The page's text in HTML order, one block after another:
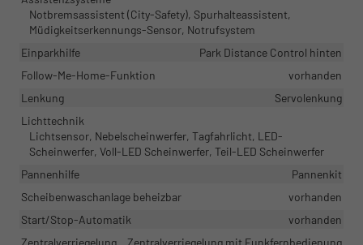
Notbremsassistent (City-Safety), Spurhalteassistent,
Müdigkeitserkennungs-Sensor, Notrufsystem
Einparkhilfe
Park Distance Control hinten
Follow-Me-Home-Funktion
vorhanden
Lenkung
Servolenkung
Lichttechnik
Lichtsensor, Nebelscheinwerfer, Tagfahrlicht, LED-
Scheinwerfer, Voll-LED Scheinwerfer, Teil-LED Scheinwerfer
Pannenhilfe
Pannenkit
Scheibenwaschanlage beheizbar
vorhanden
Start/Stop-Automatik
vorhanden